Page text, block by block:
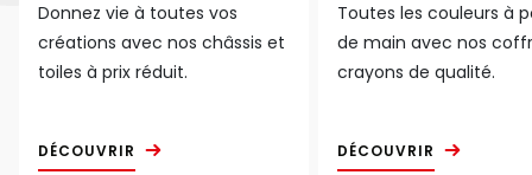
Donnez vie à toutes vos
créations avec nos châssis et
toiles à prix réduit.
DÉCOUVRIR
Toutes les couleurs à
de main avec nos
crayons de qualité.
DÉCOUVRIR